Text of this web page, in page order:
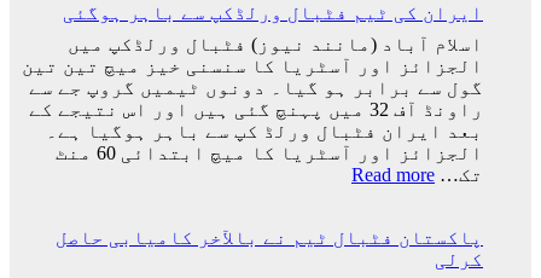
شکست
کیساتھ
رونالڈو
کا
ورلڈ
کپ
کا
سفر
ایران کی ٹیم فٹبال ورلڈکپ سے باہر ہوگئی
اسلام آباد (مانند نیوز) فٹبال ورلڈکپ میں
الجزائز اور آسٹریا کا سنسنی خیز میچ تین تین
گول سے برابر ہو گیا۔ دونوں ٹیمیں گروپ جے سے
راونڈ آف 32 میں پہنچ گئی ہیں اور اس نتیجے کے
بعد ایران فٹبال ورلڈ کپ سے باہر ہوگیا ہے۔
الجزائز اور آسٹریا کا میچ ابتدائی 60 منٹ
تک… Read more
:
ٹیم
پاکستان فٹبال ٹیم نے بالآخر کامیابی حاصل
کرلی